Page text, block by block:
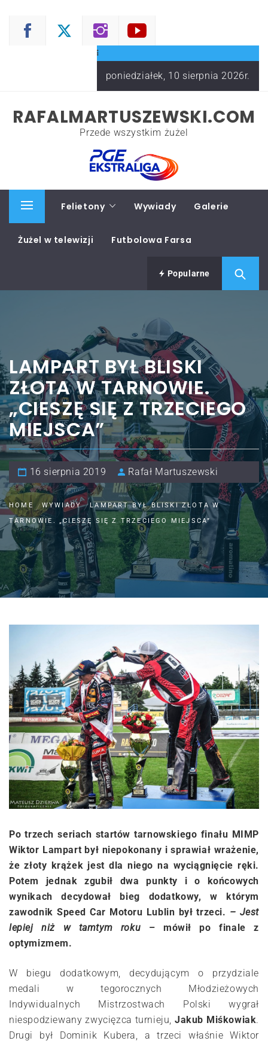
poniedziałek, 10 sierpnia 2026r.
RAFALMARTUSZEWSKI.COM
Przede wszystkim żużel
Primary
Start Felietony Wywiady Galerie
Żużel w telewizji Futbolowa Farsa
Popularne
LAMPART BYŁ BLISKI
ZŁOTA W TARNOWIE.
„CIESZĘ SIĘ Z TRZECIEGO
MIEJSCA”
16 sierpnia 2019 Rafał Martuszewski
HOME WYWIADY
LAMPART BYŁ BLISKI ZŁOTA W
TARNOWIE. „CIESZĘ SIĘ Z TRZECIEGO MIEJSCA”
Po trzech seriach startów tarnowskiego finału MIMP
Wiktor Lampart był niepokonany i sprawiał wrażenie,
że złoty krążek jest dla niego na wyciągnięcie ręki.
Potem jednak zgubił dwa punkty i o końcowych
wynikach decydował bieg dodatkowy, w którym
zawodnik Speed Car Motoru Lublin był trzeci. – Jest
lepiej niż w tamtym roku – mówił po finale z
optymizmem.
W biegu dodatkowym, decydującym o przydziale
medali w tegorocznych Młodzieżowych
Indywidualnych Mistrzostwach Polski wygrał
niespodziewany zwycięzca turnieju,Jakub Miśkowiak.
Drugi był Dominik Kubera, a trzeci właśnie Wiktor